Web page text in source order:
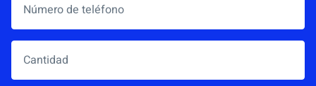
Número de teléfono
Cantidad